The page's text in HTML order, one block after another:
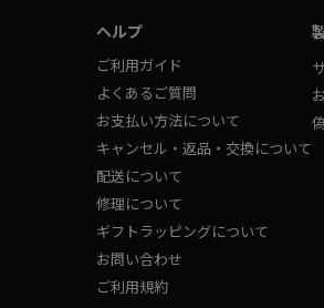
ヘルプ
ご利用ガイド
よくあるご質問
お支払い方法について
キャンセル・返品・交換について
配送について
修理について
ギフトラッピングについて
お問い合わせ
ご利用規約